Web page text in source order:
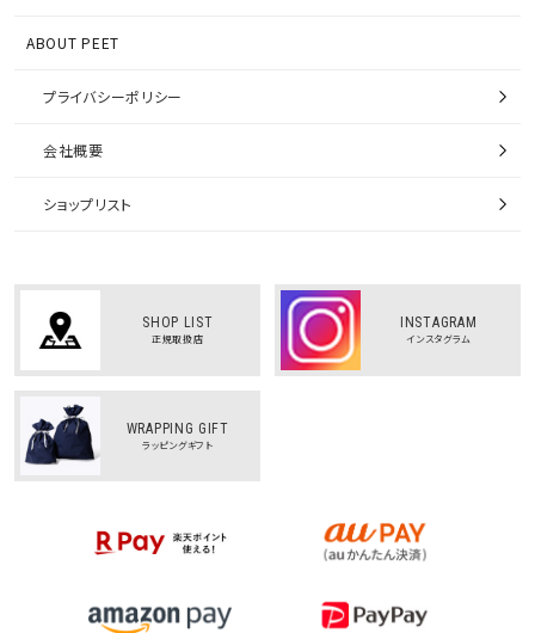
ABOUT PEET
プライバシーポリシー
会社概要
ショップリスト
SHOP LIST
正規取扱店
INSTAGRAM
インスタグラム
WRAPPING GIFT
ラッピングギフト